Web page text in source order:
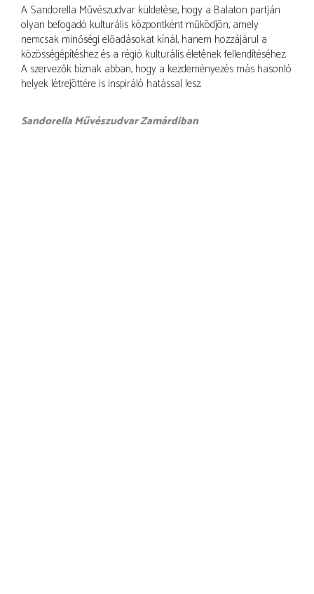
A Sandorella Művészudvar küldetése, hogy a Balaton partján
olyan befogadó kulturális központként működjön, amely
nemcsak minőségi előadásokat kínál, hanem hozzájárul a
közösségépítéshez és a régió kulturális életének fellendítéséhez.
A szervezők bíznak abban, hogy a kezdeményezés más hasonló
helyek létrejöttére is inspiráló hatással lesz.
Sandorella Művészudvar Zamárdiban